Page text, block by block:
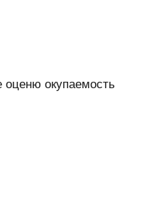
оценю окупаемость